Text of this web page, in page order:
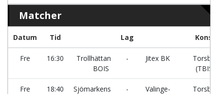
Matcher
Datum Tid Lag
Fre 16:30
Trollhättan
BOIS
- Jitex BK
(TBIS-
Fre 18:40
Sjömarkens
-
Valinge-